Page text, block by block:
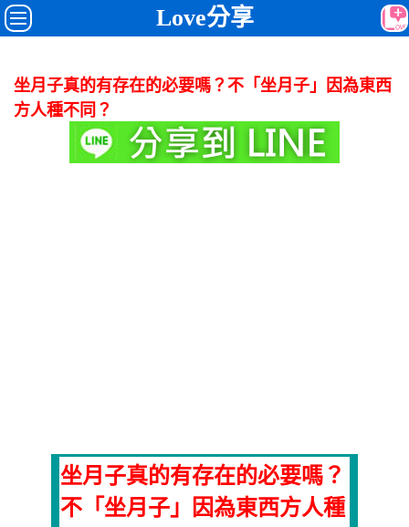
Love分享
坐月子真的有存在的必要嗎？不「坐月子」因為東西
方人種不同？
坐月子真的有存在的必要嗎？
不「坐月子」因為東西方人種